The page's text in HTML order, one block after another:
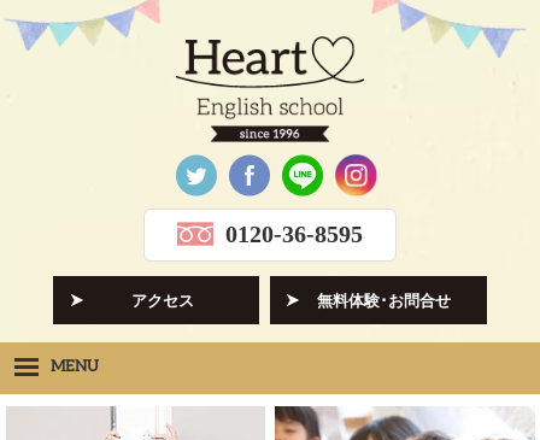
0120-36-8595
アクセス 無料体験･お問合せ
MENU
Heartの想い HOPE